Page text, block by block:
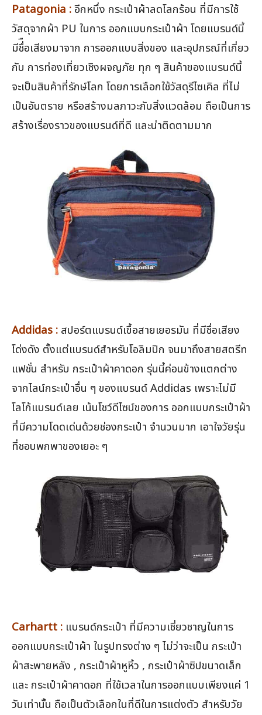
Patagonia :อีกหนึ่ง กระเป๋าผ้าลดโลกร้อน ที่มีการใช้
วัสดุจากผ้า PU ในการ ออกแบบกระเป๋าผ้า โดยแบรนด์นี้
มีชื่ือเสียงมาจาก การออกแบบสิ่งของ และอุปกรณ์ที่เกี่ยว
กับ การท่องเที่ยวเชิงผจญภัย ทุก ๆ สินค้าของแบรนด์นี้
จะเป็นสินค้าที่รักษ์โลก โดยการเลือกใช้วัสดุรีไซเคิล ที่ไม่
เป็นอันตราย หรือสร้างมลภาวะกับสิ่งแวดล้อม ถือเป็นการ
สร้างเรื่องราวของแบรนด์ที่ดี และน่าติดตามมาก
Addidas : สปอร์ตแบรนด์เขื้อสายเยอรมัน ที่มีชื่อเสียง
โด่งดัง ตั้งแต่แบรนด์สำหรับโอลิมปิก จนมาถึงสายสตรีท
แฟชั่น สำหรับ กระเป๋าผ้าคาดอก รุ่นนี้ค่อนข้างแตกต่าง
จากไลน์กระเป๋าอื่น ๆ ของแบรนด์ Addidas เพราะไม่มี
โลโก้แบรนด์เลย เน้นโชว์ดีไซน์ของการ ออกแบบกระเป๋าผ้า
ที่มีความโดดเด่นด้วยช่องกระเป๋า จำนวนมาก เอาใจวัยรุ่น
ที่ชอบพกพาของเยอะ ๆ
Carhartt : แบรนด์กระเป๋า ที่มีความเชี่ยวชาญในการ
ออกแบบกระเป๋าผ้า ในรูปทรงต่าง ๆ ไม่ว่าจะเป็น กระเป๋า
ผ้าสะพายหลัง , กระเป๋าผ้าหูหิ้ว , กระเป๋าผ้าซิปขนาดเล็ก
และ กระเป๋าผ้าคาดอก ที่ใช้เวลาในการออกแบบเพียงแค่ 1
วันเท่านั้น ถือเป็นตัวเลือกในที่ดีในการแต่งตัว สำหรับวัย